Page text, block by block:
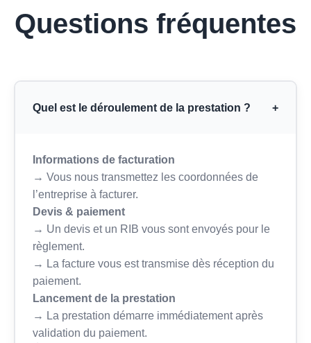
Questions fréquentes
Quel est le déroulement de la prestation ? +
Informations de facturation
→ Vous nous transmettez les coordonnées de
l’entreprise à facturer.
Devis & paiement
→ Un devis et un RIB vous sont envoyés pour le
règlement.
→ La facture vous est transmise dès réception du
paiement.
Lancement de la prestation
→ La prestation démarre immédiatement après
validation du paiement.